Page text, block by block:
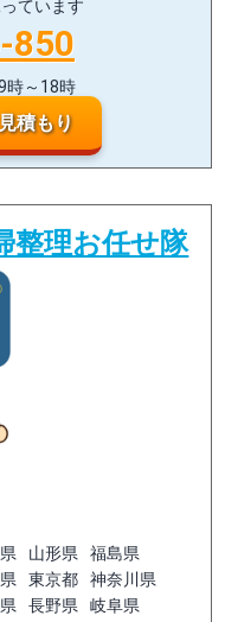
ています
850
時～18時
積もり
整理お任せ隊
山形県
福島県
東京都
神奈川県
長野県 岐阜県